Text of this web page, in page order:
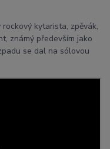
kytarista, zpěvák,
známý především jako
se dal na sólovou